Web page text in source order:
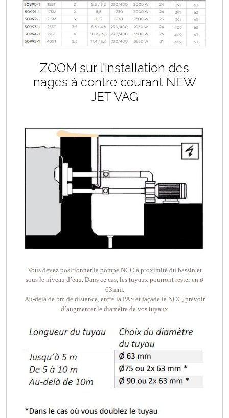
ZOOM sur l'installation des
nages à contre courant NEW
JET VAG
Vous devez positionner la pompe NCC à proximité du bassin et
sous le niveau d’eau. Dans ce cas, les tuyaux pourront rester en ø
63mm.
Au-delà de 5m de distance, entre la PAS et façade la NCC, prévoir
d’augmenter le diamètre de vos tuyaux